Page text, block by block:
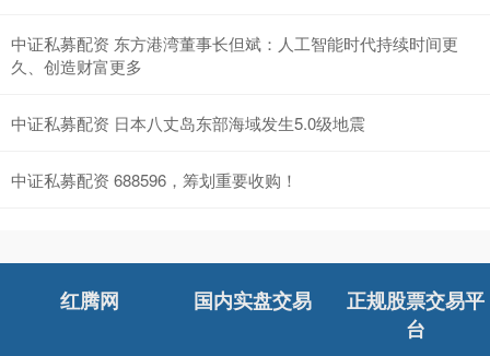
中证私募配资 东方港湾董事长但斌：人工智能时代持续时间更
久、创造财富更多
中证私募配资 日本八丈岛东部海域发生5.0级地震
中证私募配资 688596，筹划重要收购！
红腾网 国内实盘交易
正规股票交易平
台